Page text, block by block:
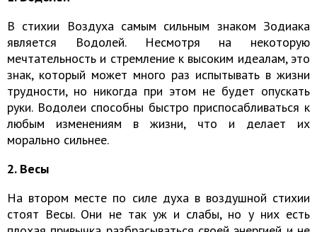
В стихии Воздуха самым сильным знаком Зодиака
является Водолей. Несмотря на некоторую
мечтательность и стремление к высоким идеалам, это
знак, который может много раз испытывать в жизни
трудности, но никогда при этом не будет опускать
руки. Водолеи способны быстро приспосабливаться к
любым изменениям в жизни, что и делает их
морально сильнее.
2. Весы
На втором месте по силе духа в воздушной стихии
стоят Весы. Они не так уж и слабы, но у них есть